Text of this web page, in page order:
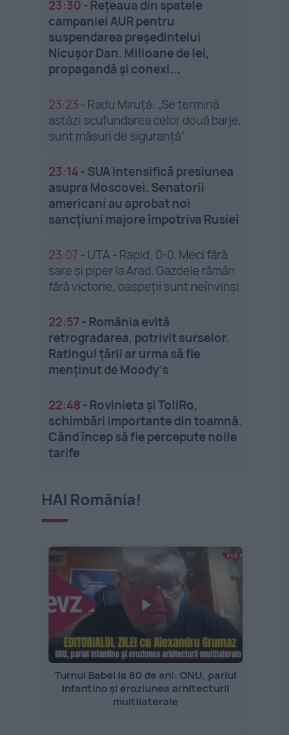
23:30 - Rețeaua din spatele
campaniei AUR pentru
suspendarea președintelui
Nicușor Dan. Milioane de lei,
propagandă și conexi...
23:23 - Radu Miruță: „Se termină
astăzi scufundarea celor două barje,
sunt măsuri de siguranţă”
23:14- SUA intensifică presiunea
asupra Moscovei. Senatorii
americani au aprobat noi
sancțiuni majore împotriva Rusiei
23:07 - UTA - Rapid, 0-0. Meci fără
sare și piper la Arad. Gazdele rămân
fără victorie, oaspeții sunt neînvinși
22:57 - România evită
retrogradarea, potrivit surselor.
Ratingul țării ar urma să fie
menținut de Moody’s
22:48 - Rovinieta și TollRo,
schimbări importante din toamnă.
Când încep să fie percepute noile
tarife
HAI România!
Turnul Babel la 80 de ani: ONU, pariul
Infantino și eroziunea arhitecturii
multilaterale